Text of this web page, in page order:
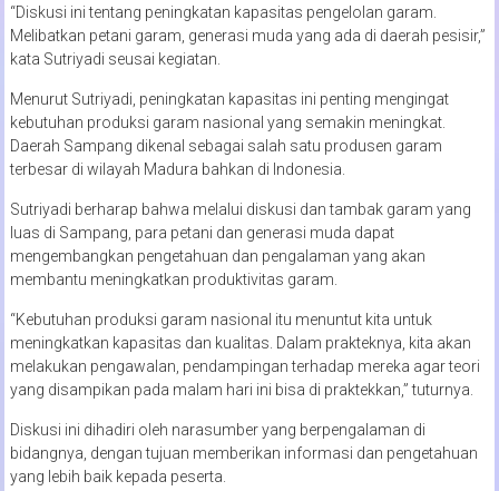
“Diskusi ini tentang peningkatan kapasitas pengelolan garam.
Melibatkan petani garam, generasi muda yang ada di daerah pesisir,”
kata Sutriyadi seusai kegiatan.
Menurut Sutriyadi, peningkatan kapasitas ini penting mengingat
kebutuhan produksi garam nasional yang semakin meningkat.
Daerah Sampang dikenal sebagai salah satu produsen garam
terbesar di wilayah Madura bahkan di Indonesia.
Sutriyadi berharap bahwa melalui diskusi dan tambak garam yang
luas di Sampang, para petani dan generasi muda dapat
mengembangkan pengetahuan dan pengalaman yang akan
membantu meningkatkan produktivitas garam.
“Kebutuhan produksi garam nasional itu menuntut kita untuk
meningkatkan kapasitas dan kualitas. Dalam prakteknya, kita akan
melakukan pengawalan, pendampingan terhadap mereka agar teori
yang disampikan pada malam hari ini bisa di praktekkan,” tuturnya.
Diskusi ini dihadiri oleh narasumber yang berpengalaman di
bidangnya, dengan tujuan memberikan informasi dan pengetahuan
yang lebih baik kepada peserta.